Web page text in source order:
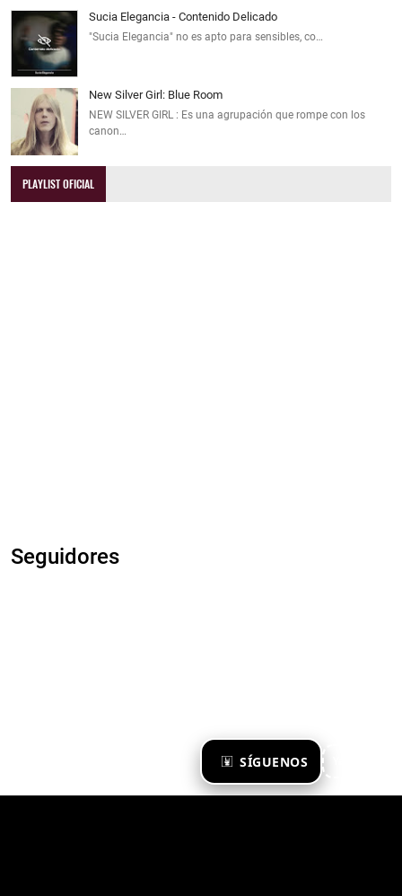
SÍGUENOS
Sucia Elegancia - Contenido Delicado
"Sucia Elegancia" no es apto para sensibles, co…
New Silver Girl: Blue Room
NEW SILVER GIRL : Es una agrupación que rompe con los
canon…
PLAYLIST OFICIAL
Seguidores